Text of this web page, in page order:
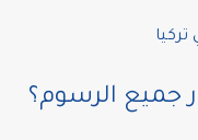
تركيا
جميع الرسوم؟